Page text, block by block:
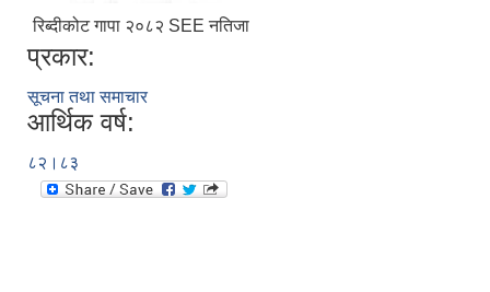
रिब्दीकोट गापा २०८२ SEE नतिजा
प्रकार:
सूचना तथा समाचार
आर्थिक वर्ष:
८२।८३